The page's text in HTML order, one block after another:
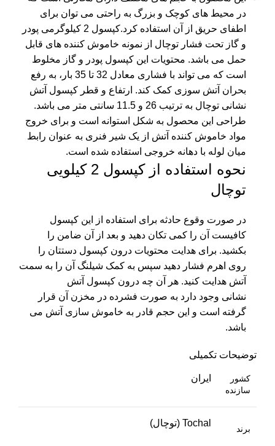
در محیط های کوچک و بزرگ به راحتی می توان برای
اطفای حریق از آن استفاده کرد.کپسول 2 کیلوگرمی پودر
و گاز تحت فشار توچال از نمونه خاموش کننده های قابل
حمل می باشد. محتویات این کپسول پودر و گاز مخلوط
است که می تواند با فشاری معادل 32 تا 35 بار، به رفع
بحران آتش سوزی کمک کند. ارتفاع و قطر کپسول آتش
نشانی توچال
به ترتیب 26 و 11.5 سانتی متر می باشد.
طراحی این محصول به شکل استوانه است و برای خروج
مواد خاموش کننده آتش از یک شیر فنری به عنوان رابط
میان لوله با دهانه خروجی استفاده شده است.
نحوه استفاده از کپسول 2 کیلویی
توچال
در صورت وقوع حادثه برای استفاده از این کپسول
کافیست آن را کمی تکان دهید و بعد از آن ضامن را
بکشید. برای هدایت محتویات درون کپسول دستتان را
روی اهرم فشار دهید سپس به کمک شیلنگ آن را به سمت
آتش هدایت کنید. هر آن چه درون کپسول آتش
نشانی وجود دارد به صورت فشرده در مخزن آن قرار
گرفته است و این حجم قادر به خاموش سازی آتش می
باشد.
توضیحات تکمیلی
کشور
سازنده
ایران
برند
Tochal (توچال)